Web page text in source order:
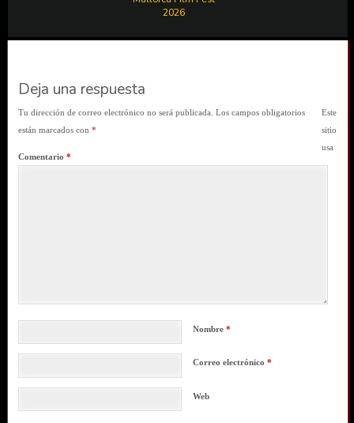
2026
Deja una respuesta
Tu dirección de correo electrónico no será publicada. Los campos obligatorios
están marcados con *
Comentario *
Nombre *
Correo electrónico *
Web
Este
sitio
usa